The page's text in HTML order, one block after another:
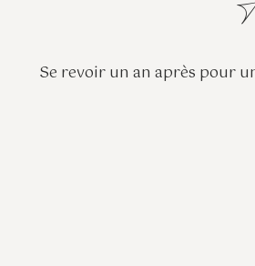
Se revoir un an après pour